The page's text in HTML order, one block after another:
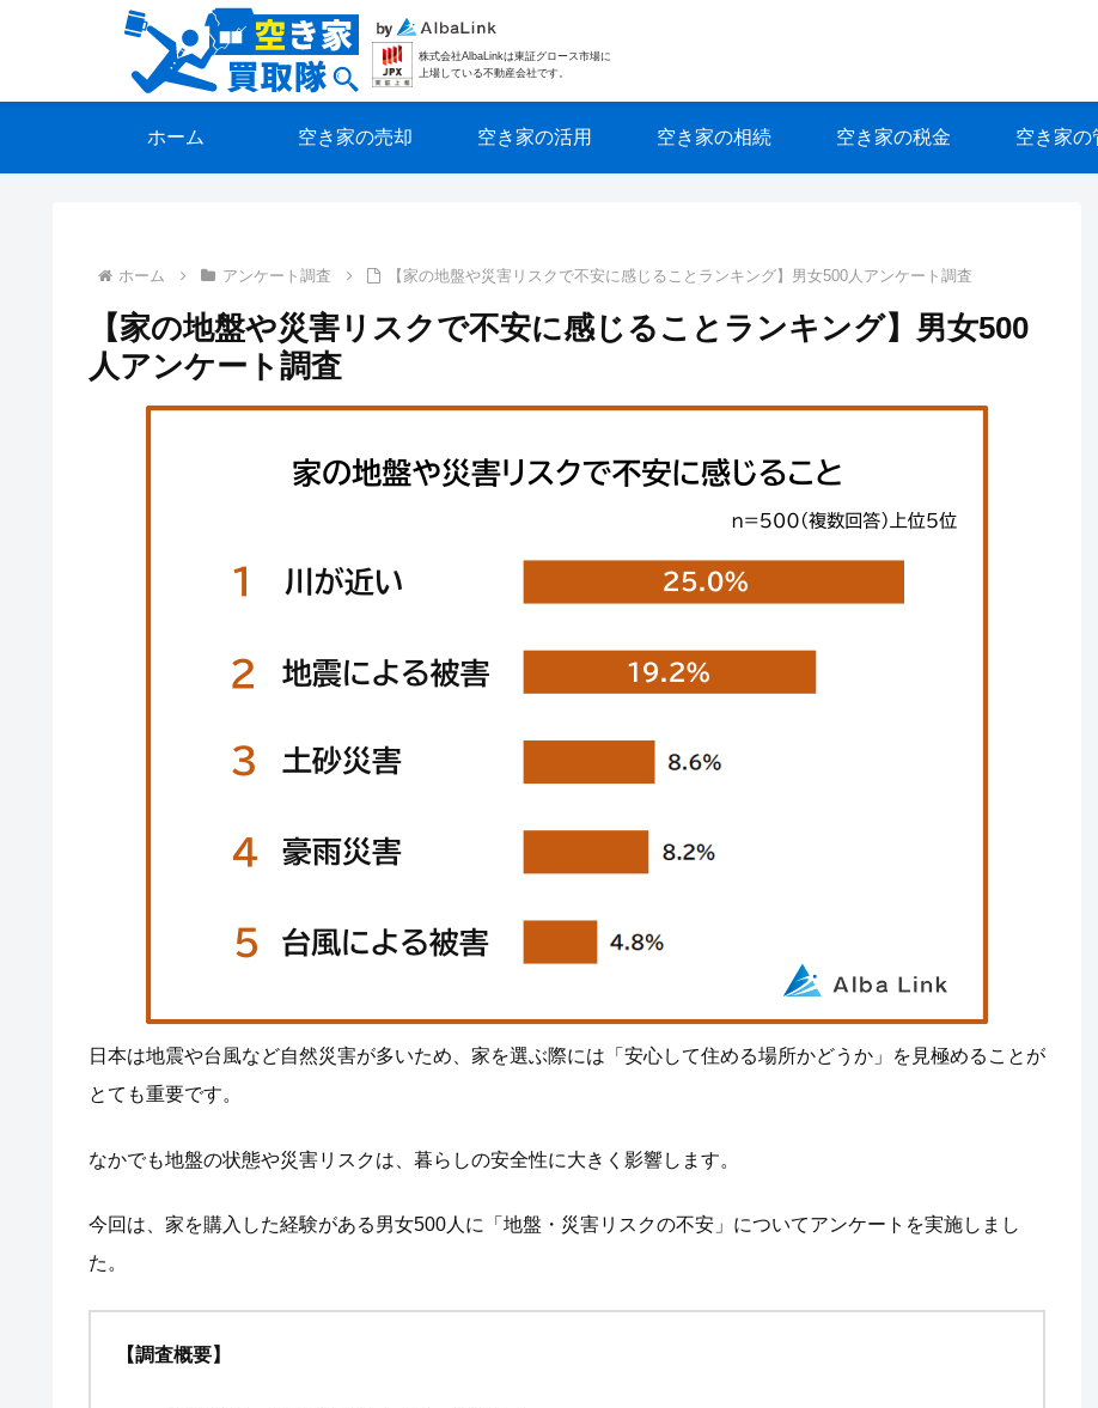
株式会社AlbaLinkは東証グロース市場に
上場している不動産会社です。
ホーム 空き家の売却 空き家の活用 空き家の相続 空き家の税金 空き家の
ホーム アンケート調査 【家の地盤や災害リスクで不安に感じることランキング】男女500人アンケート調査
【家の地盤や災害リスクで不安に感じることランキング】男女500
人アンケート調査
日本は地震や台風など自然災害が多いため、家を選ぶ際には「安心して住める場所かどうか」を見極めることが
とても重要です。
なかでも地盤の状態や災害リスクは、暮らしの安全性に大きく影響します。
今回は、家を購入した経験がある男女500人に「地盤・災害リスクの不安」についてアンケートを実施しまし
た。
【調査概要】